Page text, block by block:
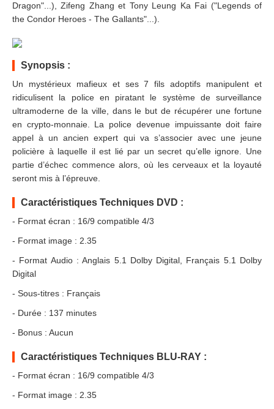
Dragon"...), Zifeng Zhang et Tony Leung Ka Fai ("Legends of
the Condor Heroes - The Gallants"...).
Synopsis :
Un mystérieux mafieux et ses 7 fils adoptifs manipulent et
ridiculisent la police en piratant le système de surveillance
ultramoderne de la ville, dans le but de récupérer une fortune
en crypto-monnaie. La police devenue impuissante doit faire
appel à un ancien expert qui va s’associer avec une jeune
policière à laquelle il est lié par un secret qu’elle ignore. Une
partie d’échec commence alors, où les cerveaux et la loyauté
seront mis à l’épreuve.
Caractéristiques Techniques DVD :
- Format écran : 16/9 compatible 4/3
- Format image : 2.35
- Format Audio : Anglais 5.1 Dolby Digital, Français 5.1 Dolby
Digital
- Sous-titres : Français
- Durée : 137 minutes
- Bonus : Aucun
Caractéristiques Techniques BLU-RAY :
- Format écran : 16/9 compatible 4/3
- Format image : 2.35